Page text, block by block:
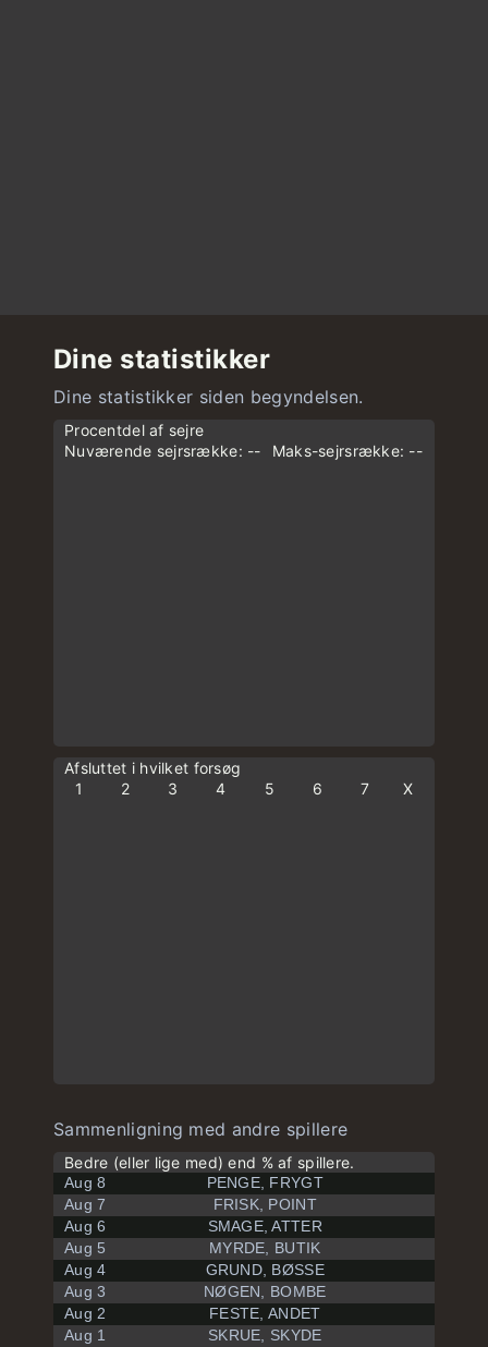
Dine statistikker
Dine statistikker siden begyndelsen.
Procentdel af sejre
Nuværende sejrsrække: --
Maks-sejrsrække: --
Afsluttet i hvilket forsøg
1
2 3 4 5 6 7 X
Sammenligning med andre spillere
Bedre (eller lige med) end % af spillere.
Aug 8
PENGE, FRYGT
Aug 7
FRISK, POINT
Aug 6
SMAGE, ATTER
Aug 5
MYRDE, BUTIK
Aug 4
GRUND, BØSSE
Aug 3
NØGEN, BOMBE
Aug 2
FESTE, ANDET
Aug 1
SKRUE, SKYDE